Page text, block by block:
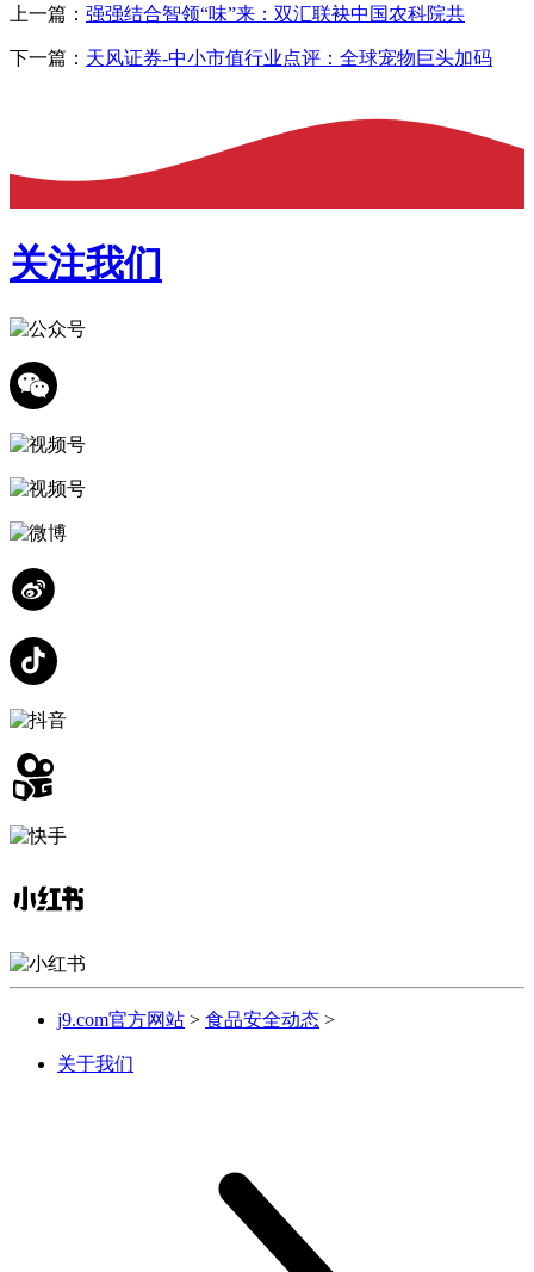
上一篇： 强强结合智领“味”来：双汇联袂中国农科院共
下一篇： 天风证券-中小市值行业点评：全球宠物巨头加码
关注我们
j9.com官方网站 > 食品安全动态 >
关于我们